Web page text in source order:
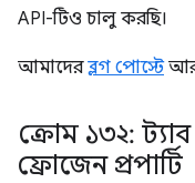
API-টিও চালু করছি।
আমাদেরব্লগ পোস্টে
ক্রোম ১৩২:
ফ্রোজেন প্রপার্টি